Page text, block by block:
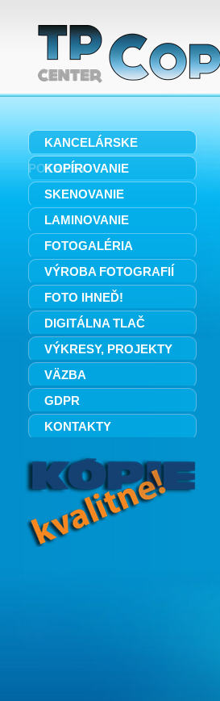
KANCELÁRSKE
POTREBY
KOPÍROVANIE
SKENOVANIE
LAMINOVANIE
FOTOGALÉRIA
VÝROBA FOTOGRAFIÍ
FOTO IHNEĎ!
DIGITÁLNA TLAČ
VÝKRESY, PROJEKTY
VÄZBA
GDPR
KONTAKTY